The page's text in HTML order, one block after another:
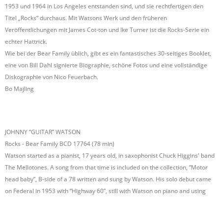
1953 und 1964 in Los Angeles entstanden sind, und sie rechtfertigen den
Titel „Rocks“ durchaus. Mit Watsons Werk und den früheren
Veröffentlichungen mit James Cot-ton und Ike Turner ist die Rocks-Serie ein
echter Hattrick.
Wie bei der Bear Family üblich, gibt es ein fantastisches 30-seitiges Booklet,
eine von Bill Dahl signierte Biographie, schöne Fotos und eine vollständige
Diskographie von Nico Feuerbach.
Bo Majling
JOHNNY “GUITAR” WATSON
Rocks - Bear Family BCD 17764 (78 min)
Watson started as a pianist, 17 years old, in saxophonist Chuck Higgins' band
The Mellotones. A song from that time is included on the collection, “Motor
head baby”, B-side of a 78 written and sung by Watson. His solo debut came
on Federal in 1953 with “Highway 60”, still with Watson on piano and using